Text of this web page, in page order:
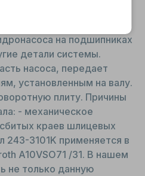
цапфами для установки
Вращается внутри
на подшипниках
детали системы.
насоса, передает
установленным на валу.
плиту. Причины
- механическое
краев шлицевых
243-3101K применяется в
A10VSO71 /31. В нашем
не только данную